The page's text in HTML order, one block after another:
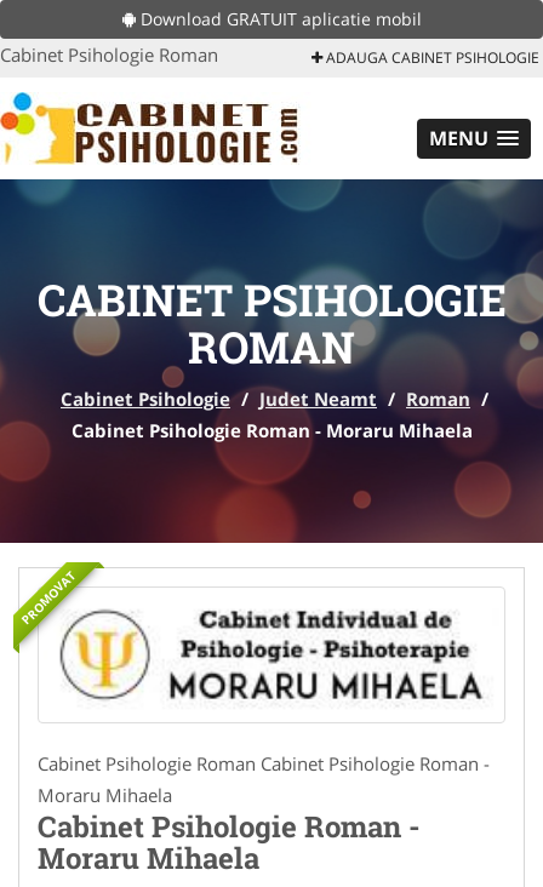
Download GRATUIT aplicatie mobil
Cabinet Psihologie Roman ADAUGA CABINET PSIHOLOGIE
MENU
CABINET PSIHOLOGIE
ROMAN
Cabinet Psihologie / Judet Neamt / Roman /
Cabinet Psihologie Roman - Moraru Mihaela
PROMOVAT
Cabinet Psihologie Roman Cabinet Psihologie Roman -
Moraru Mihaela
Cabinet Psihologie Roman -
Moraru Mihaela